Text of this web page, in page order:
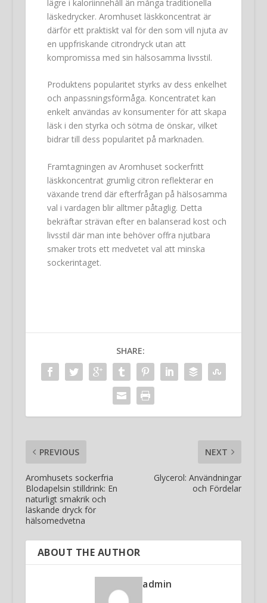
lägre i kaloriinnehåll än många traditionella
läskedrycker. Aromhuset läskkoncentrat är
därför ett praktiskt val för den som vill njuta av
en uppfriskande citrondryck utan att
kompromissa med sin hälsosamma livsstil.
Produktens popularitet styrks av dess enkelhet
och anpassningsförmåga. Koncentratet kan
enkelt användas av konsumenter för att skapa
läsk i den styrka och sötma de önskar, vilket
bidrar till dess popularitet på marknaden.
Framtagningen av Aromhuset sockerfritt
läskkoncentrat grumlig citron reflekterar en
växande trend där efterfrågan på hälsosamma
val i vardagen blir alltmer påtaglig. Detta
bekräftar strävan efter en balanserad kost och
livsstil där man inte behöver offra njutbara
smaker trots ett medvetet val att minska
sockerintaget.
SHARE:
PREVIOUS
Aromhusets sockerfria
Blodapelsin stilldrink: En
naturligt smakrik och
läskande dryck för
hälsomedvetna
NEXT
Glycerol: Användningar
och Fördelar
ABOUT THE AUTHOR
admin